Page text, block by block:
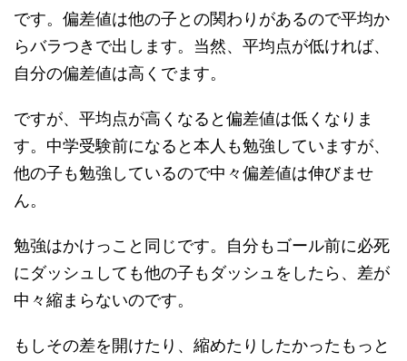
です。偏差値は他の子との関わりがあるので平均か
らバラつきで出します。当然、平均点が低ければ、
自分の偏差値は高くでます。
ですが、平均点が高くなると偏差値は低くなりま
す。中学受験前になると本人も勉強していますが、
他の子も勉強しているので中々偏差値は伸びませ
ん。
勉強はかけっこと同じです。自分もゴール前に必死
にダッシュしても他の子もダッシュをしたら、差が
中々縮まらないのです。
もしその差を開けたり、縮めたりしたかったもっと